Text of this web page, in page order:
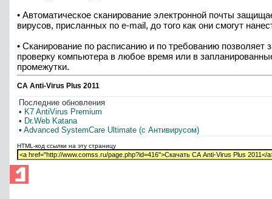
• Автоматическое сканирование электронной почты
вирусов, присланных по e-mail, до того как они смогут
• Сканирование по расписанию и по требованию позволяет
проверку компьютера в любое время или в
промежутки.
CA Anti-Virus Plus 2011
Последние обновления
• K7 AntiVirus Premium
• Dr.Web Katana
• Advanced SystemCare Ultimate (с Антивирусом)
HTML-код ссылки на эту страницу